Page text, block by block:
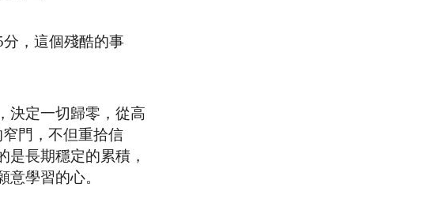
，這個殘酷的事
決定一切歸零，從高
門，不但重拾信
長期穩定的累積，
學習的心。